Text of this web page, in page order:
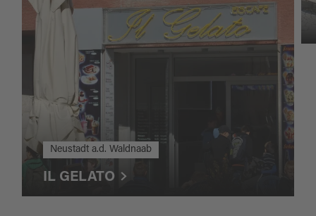
Neustadt a.d. Waldnaab
IL GELATO